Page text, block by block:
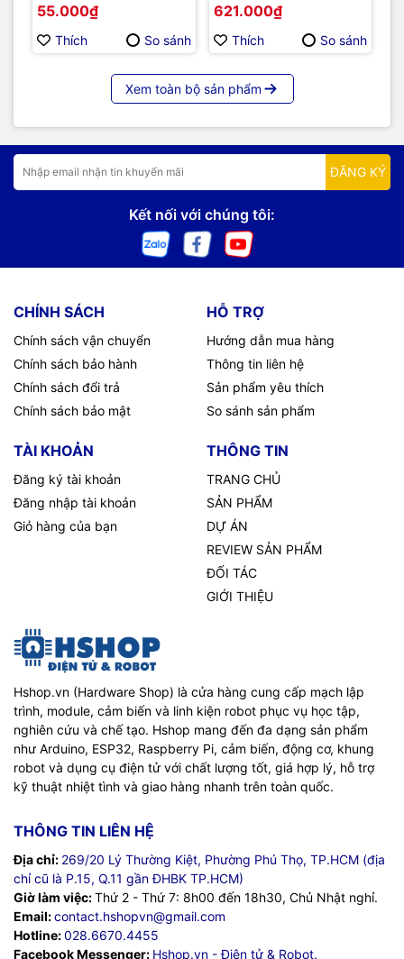
55.000₫
Thích So sánh
60° FOV)
621.000₫
Thích So sánh
Xem toàn bộ sản phẩm
ĐĂNG KÝ
Kết nối với chúng tôi:
CHÍNH SÁCH
Chính sách vận chuyển
Chính sách bảo hành
Chính sách đổi trả
Chính sách bảo mật
HỖ TRỢ
Hướng dẫn mua hàng
Thông tin liên hệ
Sản phẩm yêu thích
So sánh sản phẩm
TÀI KHOẢN
Đăng ký tài khoản
Đăng nhập tài khoản
Giỏ hàng của bạn
THÔNG TIN
TRANG CHỦ
SẢN PHẨM
DỰ ÁN
REVIEW SẢN PHẨM
ĐỐI TÁC
GIỚI THIỆU
Hshop.vn (Hardware Shop) là cửa hàng cung cấp mạch lập
trình, module, cảm biến và linh kiện robot phục vụ học tập,
nghiên cứu và chế tạo. Hshop mang đến đa dạng sản phẩm
như Arduino, ESP32, Raspberry Pi, cảm biến, động cơ, khung
robot và dụng cụ điện tử với chất lượng tốt, giá hợp lý, hỗ trợ
kỹ thuật nhiệt tình và giao hàng nhanh trên toàn quốc.
THÔNG TIN LIÊN HỆ
Địa chỉ: 269/20 Lý Thường Kiệt, Phường Phú Thọ, TP.HCM (địa
chỉ cũ là P.15, Q.11 gần ĐHBK TP.HCM)
Giờ làm việc:Thứ 2 - Thứ 7: 8h00 đến 18h30, Chủ Nhật nghỉ.
Email:contact.hshopvn@gmail.com
Hotline:028.6670.4455
Facebook Messenger: Hshop.vn - Điện tử & Robot.